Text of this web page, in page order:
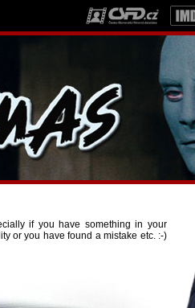
if you have something in your
or you have found a mistake etc. :-)